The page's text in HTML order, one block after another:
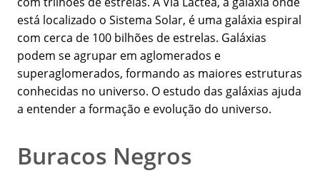
está localizado o Sistema Solar, é uma galáxia espiral
com cerca de 100 bilhões de estrelas. Galáxias
podem se agrupar em aglomerados e
superaglomerados, formando as maiores estruturas
conhecidas no universo. O estudo das galáxias ajuda
a entender a formação e evolução do universo.
Buracos Negros